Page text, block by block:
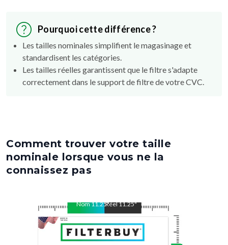
Pourquoi cette différence ?
Les tailles nominales simplifient le magasinage et
standardisent les catégories.
Les tailles réelles garantissent que le filtre s'adapte
correctement dans le support de filtre de votre CVC.
Comment trouver votre taille
nominale lorsque vous ne la
connaissez pas
Nom11.25"
Réel11.25"
Nom